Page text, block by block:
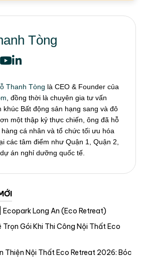
Tòng
Thanh Tòng là CEO & Founder của
, đồng thời là chuyên gia tư vấn
khúc Bất động sản hạng sang và đô
một thập kỷ thực chiến, ông đã hỗ
cá nhân và tổ chức tối ưu hóa
các tâm điểm như Quận 1, Quận 2,
án nghỉ dưỡng quốc tế.
Ecopark Long An (Eco Retreat)
Gói Khi Thi Công Nội Thất Eco
Thiện Nội Thất Eco Retreat 2026: Bóc